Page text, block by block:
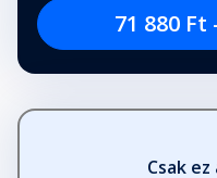
35. levél
Fejezet hossza:
Fejezet hossza:
71 880
Csak